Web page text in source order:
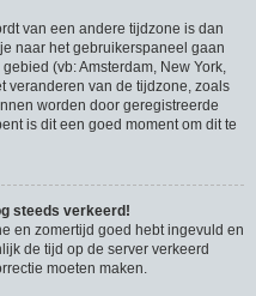
van een andere tijdzone is dan
naar het gebruikerspaneel gaan
(vb: Amsterdam, New York,
veranderen van de tijdzone, zoals
worden door geregistreerde
is dit een goed moment om dit te
steeds verkeerd!
en zomertijd goed hebt ingevuld en
de tijd op de server verkeerd
moeten maken.